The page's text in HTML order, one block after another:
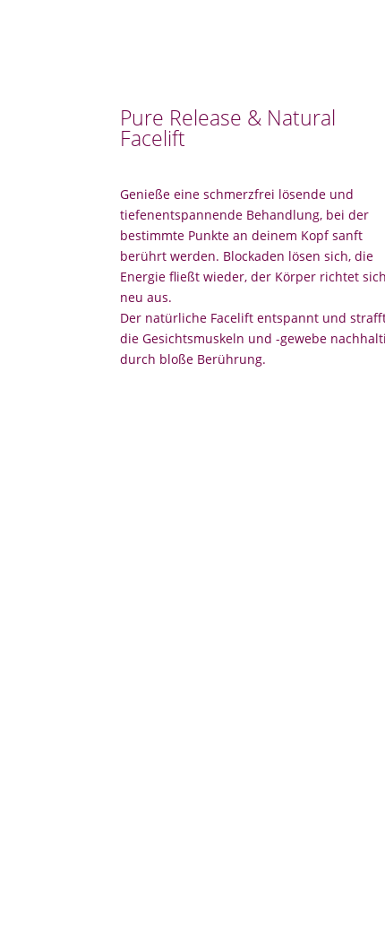
Pure Release & Natural
Facelift
Genieße eine schmerzfrei lösende und
tiefenentspannende Behandlung, bei der
bestimmte Punkte an deinem Kopf sanft
berührt werden. Blockaden lösen sich, die
Energie fließt wieder, der Körper richtet sich
neu aus.
Der natürliche Facelift entspannt und
die Gesichtsmuskeln und -gewebe
durch bloße Berührung.